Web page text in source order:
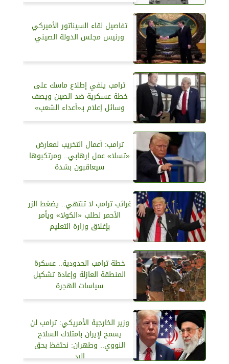
تفاصيل لقاء السيناتور الأميركي
ورئيس مجلس الدولة الصيني
ترامب ينفي إطلاع ماسك على
خطة عسكرية ضد الصين ويصف
وسائل إعلام بـ«أعداء الشعب»
ترامب: أعمال التخريب لمعارض
«تسلا» عمل إرهابي.. ومرتكبوها
سيعاقبون بشدة
غرائب ترامب لا تنتهي.. يضغط الزر
الأحمر لطلب «الكولا» ويأمر
بإغلاق وزارة التعليم
خطة ترامب الحدودية.. عسكرة
المنطقة العازلة وإعادة تشكيل
سياسات الهجرة
وزير الخارجية الأمريكي: ترامب لن
يسمح لإيران بامتلاك السلاح
النووي.. وطهران: نحتفظ بحق
الرد